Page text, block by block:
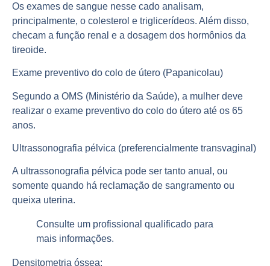
Os exames de sangue nesse cado analisam,
principalmente, o colesterol e triglicerídeos. Além disso,
checam a função renal e a dosagem dos hormônios da
tireoide.
Exame preventivo do colo de útero (Papanicolau)
Segundo a OMS (Ministério da Saúde), a mulher deve
realizar o exame preventivo do colo do útero até os 65
anos.
Ultrassonografia pélvica (preferencialmente transvaginal)
A ultrassonografia pélvica pode ser tanto anual , ou
somente quando há reclamação de sangramento ou
queixa uterina.
Consulte um profissional qualificado para
mais informações.
Densitometria óssea: